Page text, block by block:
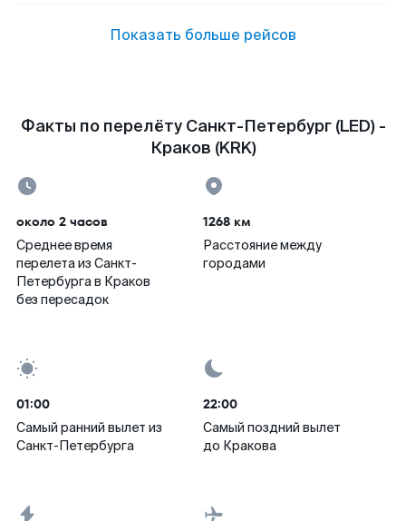
Показать больше рейсов
Факты по перелёту Санкт-Петербург (LED) -
Краков (KRK)
около 2 часов
Среднее время
перелета из Санкт-
Петербурга в Краков
без пересадок
1268 км
Расстояние между
городами
01:00
Самый ранний вылет из
Санкт-Петербурга
22:00
Самый поздний вылет
до Кракова